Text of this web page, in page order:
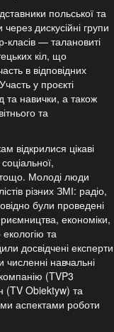
польської та
дискусійні групи
класів — талановиті
кіл, що
в відповідних
у проєкті
та навички, а також
та
відкрилися цікаві
Молоді люди
різних ЗМІ: радіо,
були проведені
економіки,
та
досвідчені експерти
численні навчальні
(TVP3
(TV Obiektyw) та
аспектами роботи